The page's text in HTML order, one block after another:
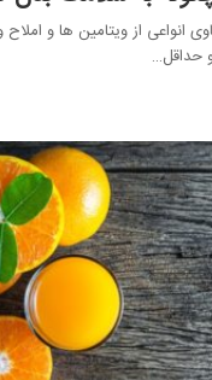
انواعی از ویتامین ها و املاح